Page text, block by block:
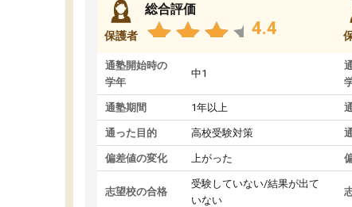
保護者
総合評価
4.4
通塾開始時の
学年
中1
通塾期間 1年以上
通った目的 高校受験対策
偏差値の変化 上がった
志望校の合格
受験していない/結果が出て
いない